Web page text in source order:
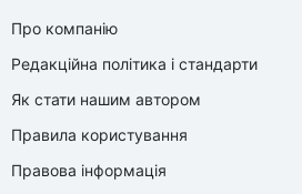
Про компанію
Редакційна політика і стандарти
Як стати нашим автором
Правила користування
Правова інформація